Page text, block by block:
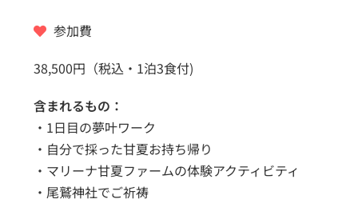
参加費
38,500円（税込・ 1泊3食付)
含まれるもの：
・1日目の夢叶ワーク
・自分で採った甘夏お持ち帰り
・マリーナ甘夏ファームの体験アクティビティ
・尾鷲神社でご祈祷